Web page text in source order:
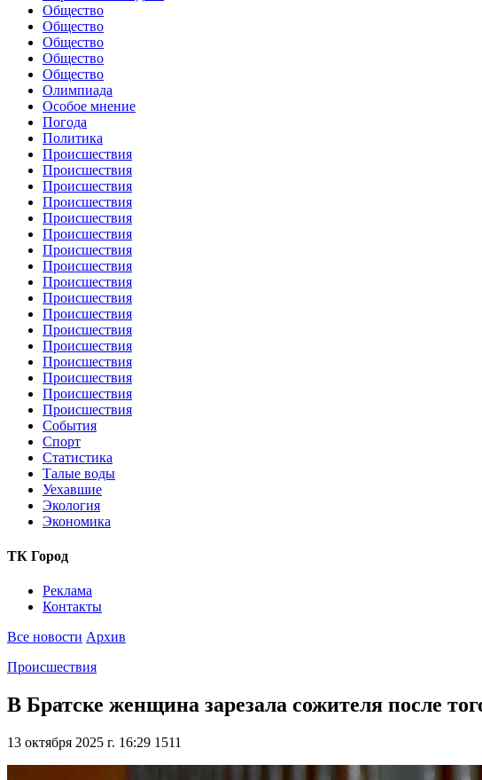
Общество
Общество
Общество
Общество
Общество
Олимпиада
Особое мнение
Погода
Политика
Происшествия
Происшествия
Происшествия
Происшествия
Происшествия
Происшествия
Происшествия
Происшествия
Происшествия
Происшествия
Происшествия
Происшествия
Происшествия
Происшествия
Происшествия
Происшествия
Происшествия
События
Спорт
Статистика
Талые воды
Уехавшие
Экология
Экономика
ТК Город
Реклама
Контакты
Все новости Архив
Происшествия
В Братске женщина зарезала сожителя после
13 октября 2025 г. 16:29 1511